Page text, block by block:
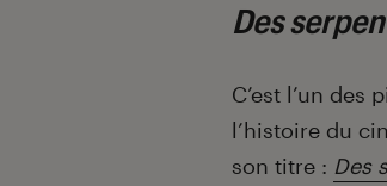
Des
C’est l’un
l’histoire du
son titre : Des